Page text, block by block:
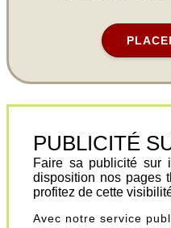
PUBLICITÉ
Faire sa publicité sur
disposition nos pages
profitez de cette
Avec notre service